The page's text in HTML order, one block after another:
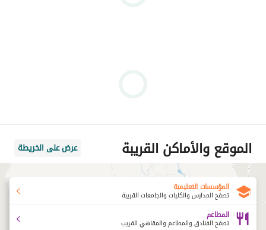
الموقع والأماكن القريبة عرض على الخريطة
المؤسسات التعليمية
تصفح المدارس والكليات والجامعات القريبة
المطاعم
تصفح الفنادق والمطاعم والمقاهي القريب